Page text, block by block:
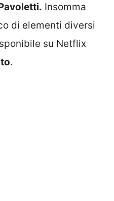
Insomma
di elementi diversi
su Netflix
.